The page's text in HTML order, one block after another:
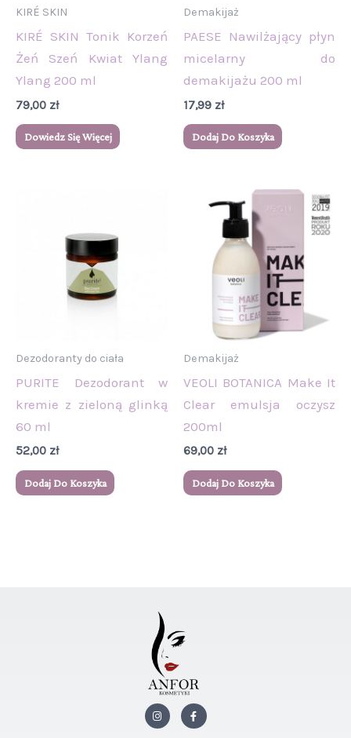
KIRÉ SKIN
KIRÉ SKIN Tonik Korzeń
Żeń Szeń Kwiat Ylang
Ylang 200 ml
79,00 zł
Dowiedz Się Więcej
Demakijaż
PAESE Nawilżający płyn
micelarny do
demakijażu 200 ml
17,99 zł
Dodaj Do Koszyka
Dezodoranty do ciała
PURITE Dezodorant w
kremie z zieloną glinką
60 ml
52,00 zł
Dodaj Do Koszyka
Demakijaż
VEOLI BOTANICA Make It
Clear emulsja oczysz
200ml
69,00 zł
Dodaj Do Koszyka
n
s
F
a
c